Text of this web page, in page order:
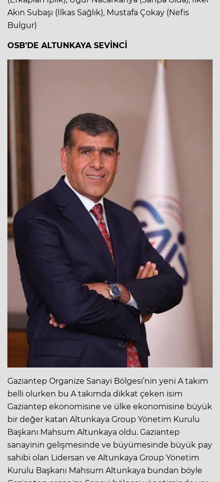
Akın Subaşı (İlkas Sağlık), Mustafa Çokay (Nefis
Bulgur)
OSB’DE ALTUNKAYA SEVİNCİ
Gaziantep Organize Sanayi Bölgesi’nin yeni A takım
belli olurken bu A takımda dikkat çeken isim
Gaziantep ekonomisine ve ülke ekonomisine büyük
bir değer katan Altunkaya Group Yönetim Kurulu
Başkanı Mahsum Altunkaya oldu. Gaziantep
sanayinin gelişmesinde ve büyümesinde büyük pay
sahibi olan Lidersan ve Altunkaya Group Yönetim
Kurulu Başkanı Mahsum Altunkaya bundan böyle